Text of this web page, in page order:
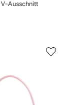
Ausschnitt